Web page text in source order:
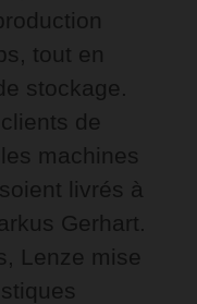
tout en
stockage.
de
machines
livrés à
Gerhart.
Lenze mise